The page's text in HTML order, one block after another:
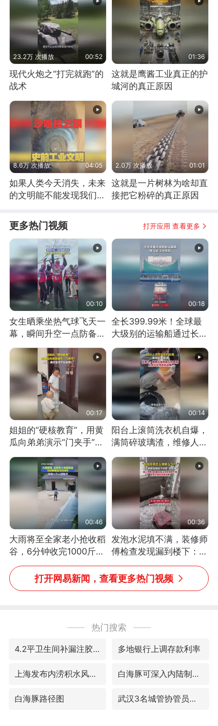
23.2万 次播放 00:52
现代火炮之“打完就跑”的
战术
01:36
这就是鹰酱工业真正的护
城河的真正原因
8.6万 次播放 04:05
如果人类今天消失，未来
的文明能不能发现我们存
2.0万 次播放 01:01
这就是一片树林为啥却直
接把它粉碎的真正原因
更多热门视频 打开应用 查看更多
00:10
女生晒乘坐热气球飞天一
幕，瞬间升空一点防备都
没有
00:18
全长399.99米！全球最
大级别的运输船通过长江
大桥这一幕，太震撼了！
00:17
姐姐的“硬核教育”，用黄
瓜向弟弟演示“门夹手”，
网友：果然言传不如身
教！
00:14
阳台上滚筒洗衣机自爆，
满筒碎玻璃渣，维修人员
称是人为原因，从未见过
洗衣机自爆
00:46
大雨将至全家老小抢收稻
谷，6分钟收完1000斤，
没有一个人掉链子
00:36
发泡水泥填不满，装修师
傅检查发现漏到楼下：出
风口未延伸到外墙
打开网易新闻，查看更多热门视频
热门搜索
4.2平卫生间补漏注胶花1.55万 多地银行上调存款利率
上海发布内涝积水风险提示 白海豚可深入内陆制造大范围风雨
白海豚路径图 武汉3名城管协管员殴打摊主被刑拘